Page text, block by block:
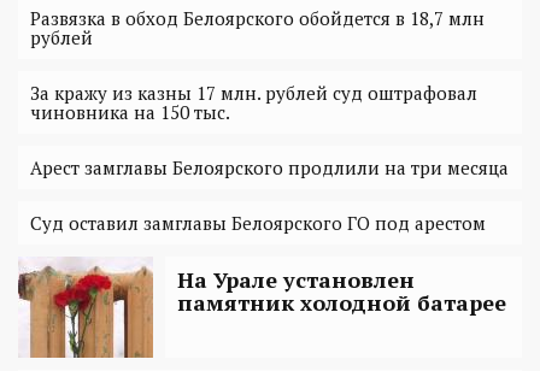
Развязка в обход Белоярского обойдется в 18,7 млн
рублей
За кражу из казны 17 млн. рублей суд оштрафовал
чиновника на 150 тыс.
Арест замглавы Белоярского продлили на три месяца
Суд оставил замглавы Белоярского ГО под арестом
На Урале установлен
памятник холодной батарее